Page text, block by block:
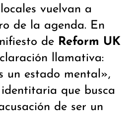
vuelvan a
de la agenda. En
de Reform UK
llamativa:
un estado mental»,
que busca
de ser un